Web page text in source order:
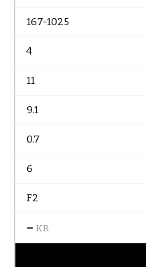
167-1025
4
11
9.1
0.7
6
F2
– KR